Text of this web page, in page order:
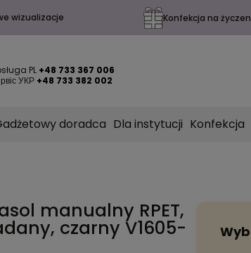
wizualizacje Konfekcja na
PL +48 733 367 006
УКР +48 733 382 002
doradca Dla instytucji Konfekcja
manualny RPET,
czarny V1605-